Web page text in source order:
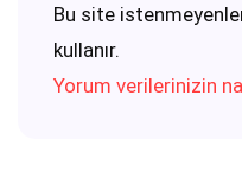
Bu site
kullanır.
Yorum verilerinizin